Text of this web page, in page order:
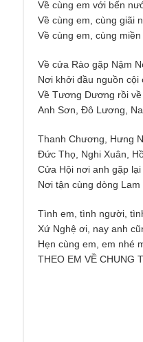
Về cùng em với bến
Về cùng em, cùng giãi
Về cùng em, cùng
Về cửa Rào gặp Nậm
Nơi khởi đầu nguồn cội
Về Tương Dương rồi về
Anh Sơn, Đô Lương,
Thanh Chương, Hưng
Đức Thọ, Nghi Xuân,
Cửa Hội nơi anh gặp lại
Nơi tận cùng dòng
Tình em, tình người,
Xứ Nghệ ơi, nay anh
Hẹn cùng em, em nhé
THEO EM VỀ CHUNG